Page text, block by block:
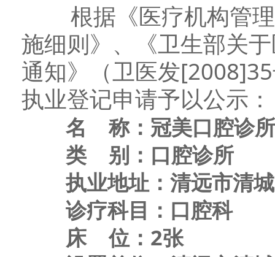
根据《医疗机构管理
施细则》、《卫生部关
通知》（卫医发
执业登记申请予以公示：
名 称：冠美口腔诊所
类 别：口腔诊所
执业地址：清远市清城
诊疗科目：口腔科
床 位：2张